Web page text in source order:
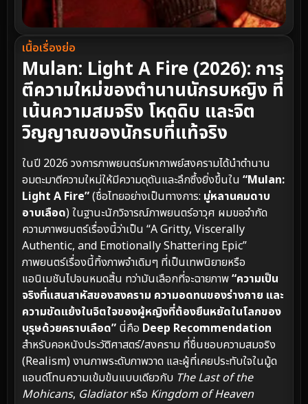
เนื้อเรื่องย่อ
Mulan: Light A Fire (2026): การ
ตีความใหม่ของตำนานนักรบหญิง ที่
เน้นความสมจริง โหดดิบ และจิต
วิญญาณของนักรบที่แท้จริง
ในปี 2026 วงการภาพยนตร์มหากาพย์สงครามได้นำตำนาน
อมตะมาตีความใหม่ให้มีความดุดันและลึกซึ้งยิ่งขึ้นใน “Mulan:
Light A Fire”(ชื่อไทยอย่างเป็นทางการ: มู่หลานคมดาบ
อาบเลือด) ในฐานะนักวิจารณ์ภาพยนตร์อาวุศ ผมขอจำกัด
ความภาพยนตร์เรื่องนี้ว่าเป็น “A Gritty, Viscerally
Authentic, and Emotionally Shattering Epic”
ภาพยนตร์เรื่องนี้ทิ้งภาพจำเดิมๆ ที่เป็นเทพนิยายหรือ
แอนิเมชันไปจนหมดสิ้น ทว่ามันเลือกที่จะฉายภาพ“ความเป็น
จริงที่แสนสาหัสของสงคราม ความอดทนของร่างกาย และ
ความขัดแย้งในจิตใจของผู้หญิงที่ต้องยืนหยัดในโลกของ
บุรุษด้วยคราบเลือด” นี่คือ Deep Recommendation
สำหรับคอหนังประวัติศาสตร์/สงคราม ที่ชื่นชอบความสมจริง
(Realism) งานภาพระดับภาพวาด และผู้ที่เคยประทับใจในมู้ด
แอนด์โทนความเข้มข้นแบบเดียวกับ The Last of the
Mohicans, Gladiatorหรือ Kingdom of Heaven